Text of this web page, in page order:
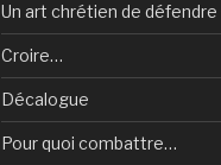
Un art chrétien de
Croire…
Décalogue
Pour quoi combattre…